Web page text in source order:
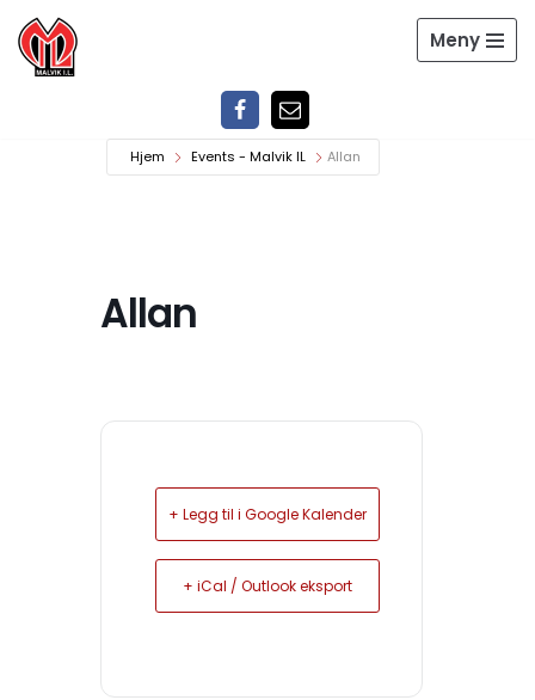
Hopp
Meny
Hjem Events - Malvik IL Allan
Allan
+ Legg til i Google Kalender
+ iCal / Outlook eksport